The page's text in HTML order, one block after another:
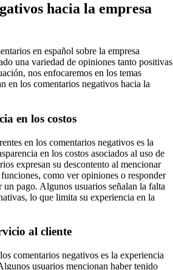
hacia la empresa
en español sobre la empresa
una variedad de opiniones tanto positivas
nos enfocaremos en los temas
en los comentarios negativos hacia la
en los costos
en los comentarios negativos es la
en los costos asociados al uso de
expresan su descontento al mencionar
como ver opiniones o responder
un pago. Algunos usuarios señalan la falta
lo que limita su experiencia en la
al cliente
comentarios negativos es la experiencia
usuarios mencionan haber tenido